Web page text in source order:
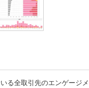
る全取引先のエンゲージメ